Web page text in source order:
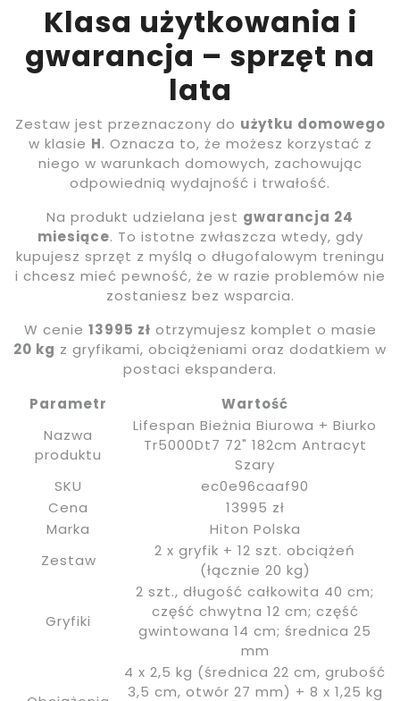
Klasa użytkowania i
gwarancja – sprzęt na
lata
Zestaw jest przeznaczony do użytku domowego
w klasie H. Oznacza to, że możesz korzystać z
niego w warunkach domowych, zachowując
odpowiednią wydajność i trwałość.
Na produkt udzielana jest gwarancja 24
miesiące. To istotne zwłaszcza wtedy, gdy
kupujesz sprzęt z myślą o długofalowym treningu
i chcesz mieć pewność, że w razie problemów nie
zostaniesz bez wsparcia.
W cenie 13995 zł otrzymujesz komplet o masie
20 kg z gryfikami, obciążeniami oraz dodatkiem w
postaci ekspandera.
Parametr
Wartość
Nazwa
produktu
Lifespan Bieżnia Biurowa + Biurko
Tr5000Dt7 72" 182cm Antracyt
Szary
SKU
ec0e96caaf90
Cena
13995 zł
Marka
Hiton Polska
Zestaw
2 x gryfik + 12 szt. obciążeń
(łącznie 20 kg)
Gryfiki
2 szt., długość całkowita 40 cm;
część chwytna 12 cm; część
gwintowana 14 cm; średnica 25
mm
4 x 2,5 kg (średnica 22 cm, grubość
3,5 cm, otwór 27 mm) + 8 x 1,25 kg